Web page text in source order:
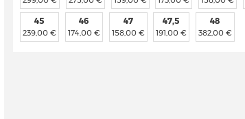
45
239,00 €
46
174,00 €
47
158,00 €
47,5
191,00 €
48
382,00 €